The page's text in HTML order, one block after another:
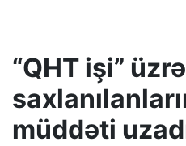
“QHT işi” üzrə
müddəti